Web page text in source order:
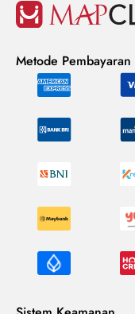
Metode Pembayaran